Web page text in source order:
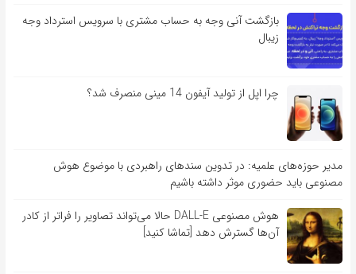
بازگشت آنی وجه به حساب مشتری با سرویس استرداد وجه
زیبال
چرا اپل از تولید آیفون 14 مینی منصرف شد؟
مدیر حوزه‌های علمیه: در تدوین سندهای راهبردی با موضوع هوش
مصنوعی باید حضوری موثر داشته باشیم
هوش مصنوعی DALL-E حالا می‌تواند تصاویر را فراتر از کادر
آن‌ها گسترش دهد [تماشا کنید]